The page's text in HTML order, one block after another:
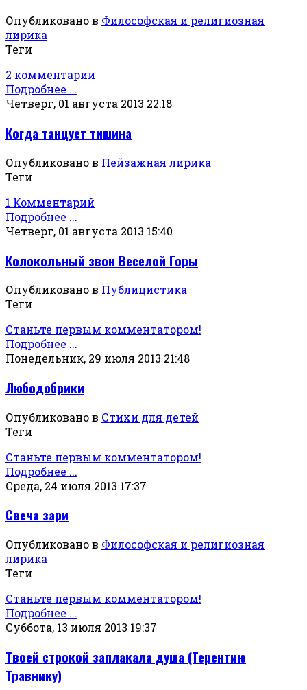
Опубликовано в Философская и религиозная
лирика
Теги
2 комментарии
Подробнее ...
Четверг, 01 августа 2013 22:18
Когда танцует тишина
Опубликовано в Пейзажная лирика
Теги
1 Комментарий
Подробнее ...
Четверг, 01 августа 2013 15:40
Колокольный звон Веселой Горы
Опубликовано в Публицистика
Теги
Станьте первым комментатором!
Подробнее ...
Понедельник, 29 июля 2013 21:48
Любодобрики
Опубликовано в Стихи для детей
Теги
Станьте первым комментатором!
Подробнее ...
Среда, 24 июля 2013 17:37
Свеча зари
Опубликовано в Философская и религиозная
лирика
Теги
Станьте первым комментатором!
Подробнее ...
Суббота, 13 июля 2013 19:37
Твоей строкой заплакала душа (Терентию
Травнику)